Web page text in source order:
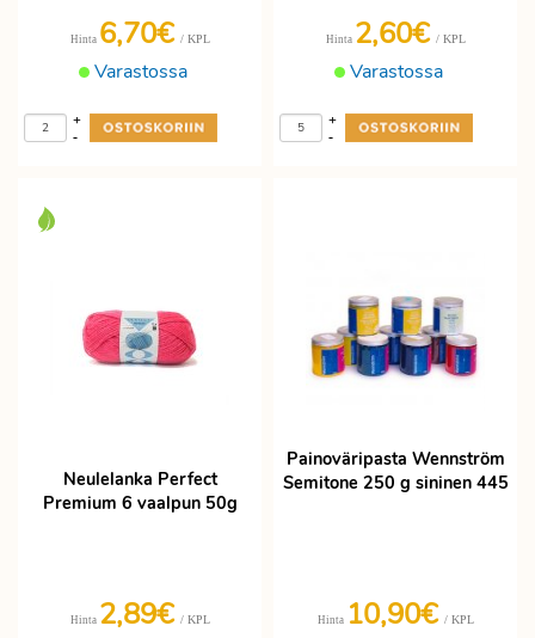
Varastossa
Hinta 6,70€ / KPL
-
+
Varastossa
Hinta 2,60€ / KPL
-
+
Neulelanka Perfect
Premium 6 vaalpun 50g
Hinta 2,89€ / KPL
Painoväripasta Wennström
Semitone 250 g sininen 445
Hinta 10,90€ / KPL